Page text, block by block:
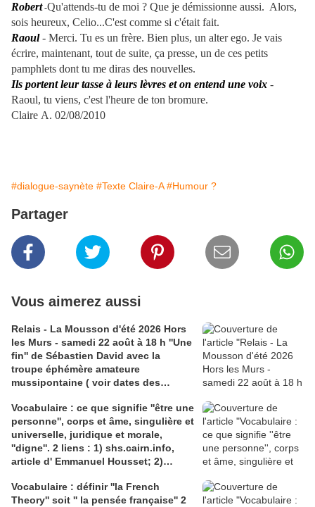
Robert-Qu'attends-tu de moi ? Que je démissionne aussi. Alors,
sois heureux, Celio...C'est comme si c'était fait.
Raoul - Merci. Tu es un frère. Bien plus, un alter ego. Je vais
écrire, maintenant, tout de suite, ça presse, un de ces petits
pamphlets dont tu me diras des nouvelles.
Ils portent leur tasse à leurs lèvres et on entend une voix -
Raoul, tu viens, c'est l'heure de ton bromure.
Claire A. 02/08/2010
#dialogue-saynète #Texte Claire-A #Humour ?
Partager
Vous aimerez aussi
Relais - La Mousson d'été 2026 Hors
les Murs - samedi 22 août à 18 h ''Une
fin'' de Sébastien David avec la
troupe éphémère amateure
mussipontaine ( voir dates des
dramaturgie Lola Molina à l’Espace
Saint-Laurent, Pont-à-Mousson 2
liens : 1) lien meec.org; 2)
lemeac.com
Vocabulaire : ce que signifie ''être une
personne'', corps et âme, singulière et
universelle, juridique et morale,
''digne''. 2 liens : 1) shs.cairn.info,
article d' Emmanuel Housset; 2)
Julian Roche
Vocabulaire : définir ''la French
Theory'' soit '' la pensée française'' 2